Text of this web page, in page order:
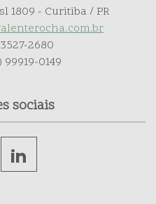
1809 - Curitiba / PR
2680
99919-0149
sociais